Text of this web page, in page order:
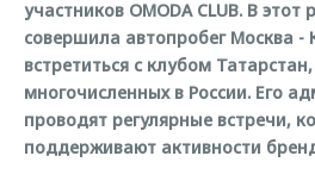
Трейд-ин
Калькулятор трейд-ин
Одежда и сувениры
Оригинальные аксессуары
Запчасти
участников OMODA CLUB. В этот
совершила автопробег Москва -
встретиться с клубом
многочисленных в России. Его
проводят регулярные встречи,
поддерживают активности